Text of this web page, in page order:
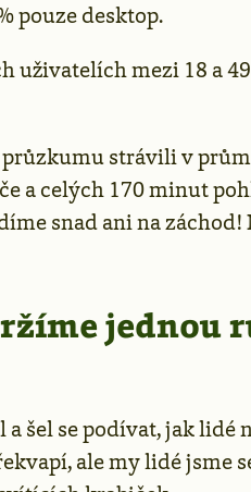
pouze desktop.
uživatelích mezi 18 a
strávili v
a celých 170 minut
snad ani na záchod!
jednou
a šel se podívat, jak
ale my lidé jsme